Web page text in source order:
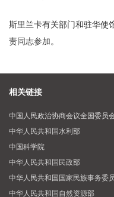
斯里兰卡有关部门和驻华使
责同志参加。
相关链接
中国人民政治协商会议全国委员
中华人民共和国水利部
中国科学院
中华人民共和国民政部
中华人民共和国国家民族事务委
中华人民共和国自然资源部